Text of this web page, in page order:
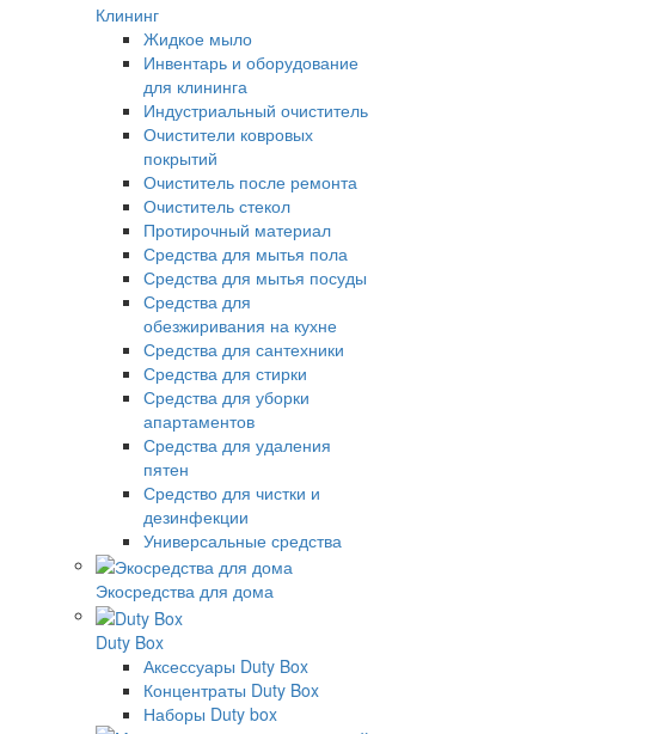
Клининг
Жидкое мыло
Инвентарь и оборудование
для клининга
Индустриальный очиститель
Очистители ковровых
покрытий
Очиститель после ремонта
Очиститель стекол
Протирочный материал
Средства для мытья пола
Средства для мытья посуды
Средства для
обезжиривания на кухне
Средства для сантехники
Средства для стирки
Средства для уборки
апартаментов
Средства для удаления
пятен
Средство для чистки и
дезинфекции
Универсальные средства
Экосредства для дома
Duty Box
Аксессуары Duty Box
Концентраты Duty Box
Наборы Duty box